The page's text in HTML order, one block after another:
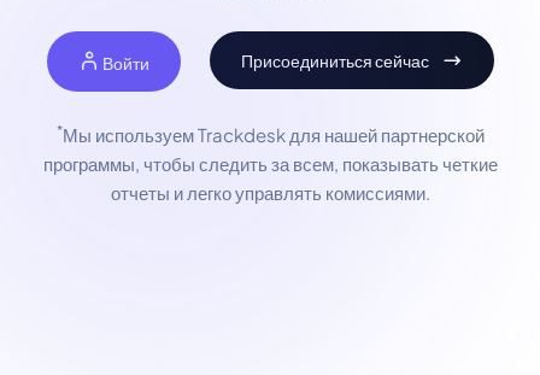
Войти Присоединиться сейчас
*Мы используем Trackdesk для нашей партнерской
программы, чтобы следить за всем, показывать четкие
отчеты и легко управлять комиссиями.